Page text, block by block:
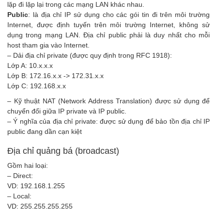
lặp đi lặp lại trong các mạng LAN khác nhau.
Public: là địa chỉ IP sử dụng cho các gói tin đi trên môi trường
Internet, được định tuyến trên môi trường Internet, không sử
dụng trong mạng LAN. Địa chỉ public phải là duy nhất cho mỗi
host tham gia vào Internet.
– Dải địa chỉ private (được quy định trong RFC 1918):
Lớp A: 10.x.x.x
Lớp B: 172.16.x.x -> 172.31.x.x
Lớp C: 192.168.x.x
– Kỹ thuật NAT (Network Address Translation) được sử dụng để
chuyển đổi giữa IP private và IP public.
– Ý nghĩa của địa chỉ private: được sử dụng để bảo tồn địa chỉ IP
public đang dần cạn kiệt
Địa chỉ quảng bá (broadcast)
Gồm hai loại:
– Direct:
VD: 192.168.1.255
– Local:
VD: 255.255.255.255